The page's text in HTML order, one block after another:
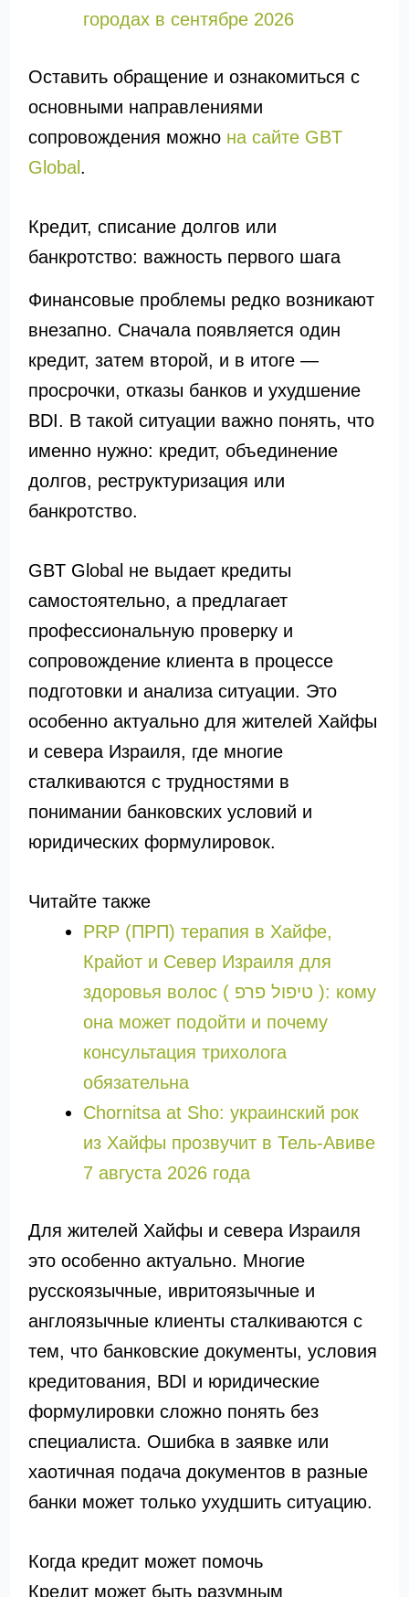
городах в сентябре 2026
Оставить обращение и ознакомиться с
основными направлениями
сопровождения можно на сайте GBT
Global .
Кредит, списание долгов или
банкротство: важность первого шага
Финансовые проблемы редко возникают
внезапно. Сначала появляется один
кредит, затем второй, и в итоге —
просрочки, отказы банков и ухудшение
BDI. В такой ситуации важно понять, что
именно нужно: кредит, объединение
долгов, реструктуризация или
банкротство.
GBT Global не выдает кредиты
самостоятельно, а предлагает
профессиональную проверку и
сопровождение клиента в процессе
подготовки и анализа ситуации. Это
особенно актуально для жителей Хайфы
и севера Израиля, где многие
сталкиваются с трудностями в
понимании банковских условий и
юридических формулировок.
Читайте также
PRP (ПРП) терапия в Хайфе,
Крайот и Север Израиля для
здоровья волос ( טיפול פרפ ): кому
она может подойти и почему
консультация трихолога
обязательна
Chornitsa at Sho: украинский рок
из Хайфы прозвучит в Тель-Авиве
7 августа 2026 года
Для жителей Хайфы и севера Израиля
это особенно актуально. Многие
русскоязычные, ивритоязычные и
англоязычные клиенты сталкиваются с
тем, что банковские документы, условия
кредитования, BDI и юридические
формулировки сложно понять без
специалиста. Ошибка в заявке или
хаотичная подача документов в разные
банки может только ухудшить ситуацию.
Когда кредит может помочь
Кредит может быть разумным